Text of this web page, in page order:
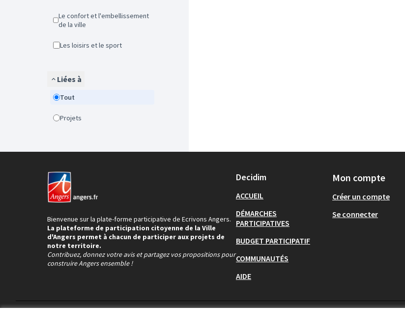
Le confort et l'embellissement
de la ville
Les loisirs et le sport
Liées à
Tout
Projets
Bienvenue sur la plate-forme participative de Ecrivons Angers.
La plateforme de participation citoyenne de la Ville
d'Angers permet à chacun de participer aux projets de
notre territoire.
Contribuez, donnez votre avis et partagez vos propositions pour
construire Angers ensemble !
Decidim
ACCUEIL
DÉMARCHES
PARTICIPATIVES
BUDGET PARTICIPATIF
COMMUNAUTÉS
AIDE
Mon compte
Créer un compte
Se connecter